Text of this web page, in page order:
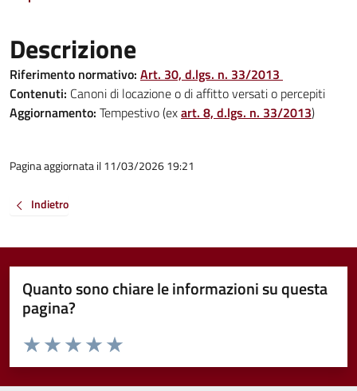
Descrizione
Riferimento normativo: Art. 30, d.lgs. n. 33/2013
Contenuti: Canoni di locazione o di affitto versati o percepiti
Aggiornamento: Tempestivo (exart. 8, d.lgs. n. 33/2013)
Pagina aggiornata il 11/03/2026 19:21
Indietro
Quanto sono chiare le informazioni su questa
pagina?
Valuta da 1 a 5 stelle la pagina
Valuta 5 stelle su 5
Valuta 4 stelle su 5
Valuta 3 stelle su 5
Valuta 2 stelle su 5
Valuta 1 stelle su 5